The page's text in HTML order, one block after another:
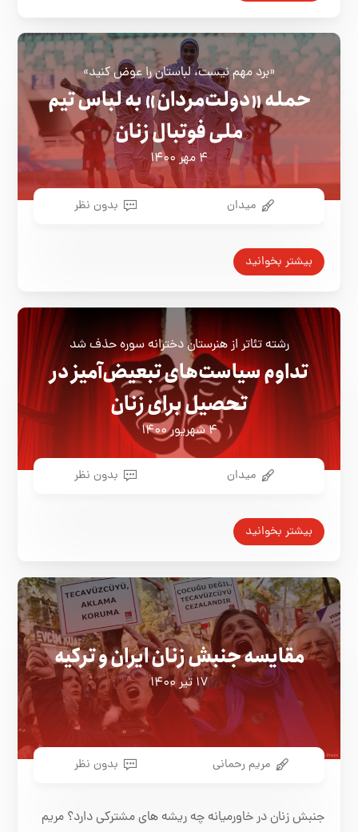
«برد مهم نیست، لباستان را عوض کنید»
حمله «دولت‌مردان» به لباس تیم
ملی فوتبال زنان
۴ مهر ۱۴۰۰
میدان بدون نظر
بیشتر بخوانید
رشته تئاتر از هنرستان دخترانه سوره حذف شد
تداوم سیاست‌های تبعیض‌آمیز در
تحصیل برای زنان
۴ شهریور ۱۴۰۰
میدان بدون نظر
بیشتر بخوانید
مقایسه جنبش زنان ایران و ترکیه
۱۷ تیر ۱۴۰۰
مریم رحمانی بدون نظر
جنبش زنان در خاورمیانه چه ریشه های مشترکی دارد؟ مریم